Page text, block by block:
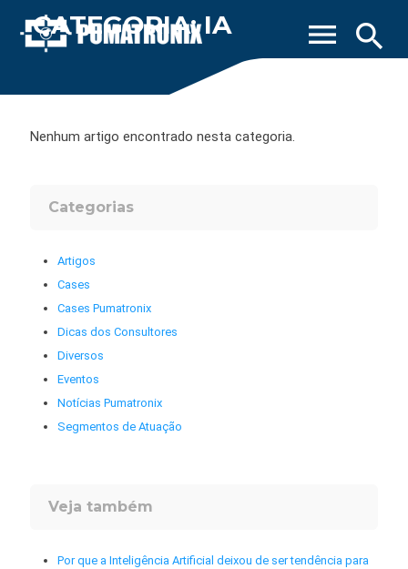
search
menu
CATEGORIA: IA
Nenhum artigo encontrado nesta categoria.
Categorias
Artigos
Cases
Cases Pumatronix
Dicas dos Consultores
Diversos
Eventos
Notícias Pumatronix
Segmentos de Atuação
Veja também
Por que a Inteligência Artificial deixou de ser tendência para